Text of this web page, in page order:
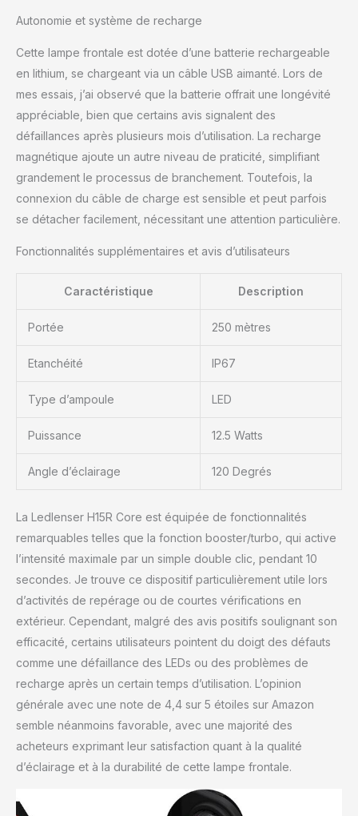
Autonomie et système de recharge
Cette lampe frontale est dotée d’une batterie rechargeable
en lithium, se chargeant via un câble USB aimanté. Lors de
mes essais, j’ai observé que la batterie offrait une longévité
appréciable, bien que certains avis signalent des
défaillances après plusieurs mois d’utilisation. La recharge
magnétique ajoute un autre niveau de praticité, simplifiant
grandement le processus de branchement. Toutefois, la
connexion du câble de charge est sensible et peut parfois
se détacher facilement, nécessitant une attention particulière.
Fonctionnalités supplémentaires et avis d’utilisateurs
Caractéristique Description
Portée 250 mètres
Etanchéité IP67
Type d’ampoule LED
Puissance 12.5 Watts
Angle d’éclairage 120 Degrés
La Ledlenser H15R Core est équipée de fonctionnalités
remarquables telles que la fonction booster/turbo, qui active
l’intensité maximale par un simple double clic, pendant 10
secondes. Je trouve ce dispositif particulièrement utile lors
d’activités de repérage ou de courtes vérifications en
extérieur. Cependant, malgré des avis positifs soulignant son
efficacité, certains utilisateurs pointent du doigt des défauts
comme une défaillance des LEDs ou des problèmes de
recharge après un certain temps d’utilisation. L’opinion
générale avec une note de 4,4 sur 5 étoiles sur Amazon
semble néanmoins favorable, avec une majorité des
acheteurs exprimant leur satisfaction quant à la qualité
d’éclairage et à la durabilité de cette lampe frontale.